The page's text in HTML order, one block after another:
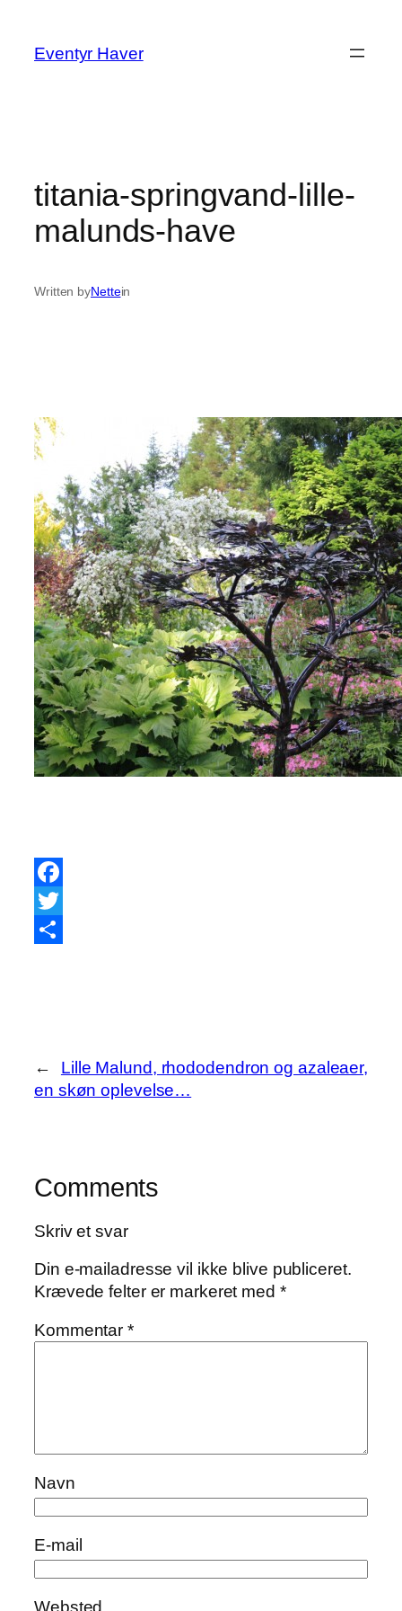
indhold
Eventyr Haver
titania-springvand-lille-
malunds-have
Written byNettein
Facebook
Twitter
←
Lille Malund, rhododendron og azaleaer,
en skøn oplevelse…
Comments
Skriv et svar
Din e-mailadresse vil ikke blive publiceret.
Krævede felter er markeret med *
Kommentar*
Navn
E-mail
Websted